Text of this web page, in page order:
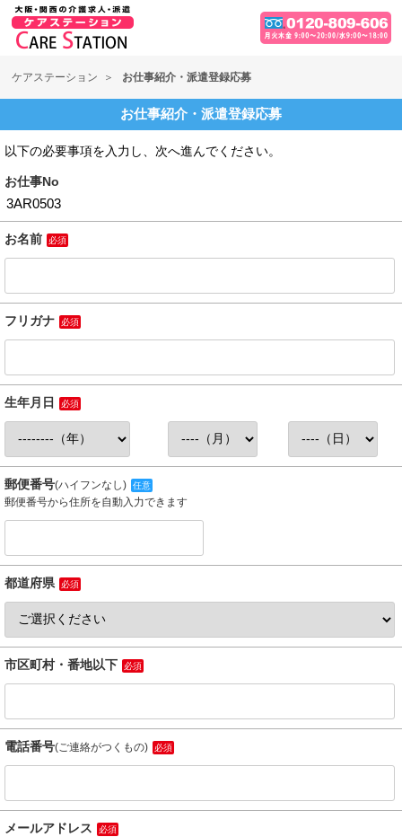
ケアステーション お仕事紹介・派遣登録応募
お仕事紹介・派遣登録応募
以下の必要事項を入力し、次へ進んでください。
お仕事No
お名前 必須
フリガナ 必須
生年月日 必須
郵便番号(ハイフンなし) 任意
郵便番号から住所を自動入力できます
都道府県 必須
市区町村・番地以下 必須
電話番号(ご連絡がつくもの) 必須
メールアドレス 必須